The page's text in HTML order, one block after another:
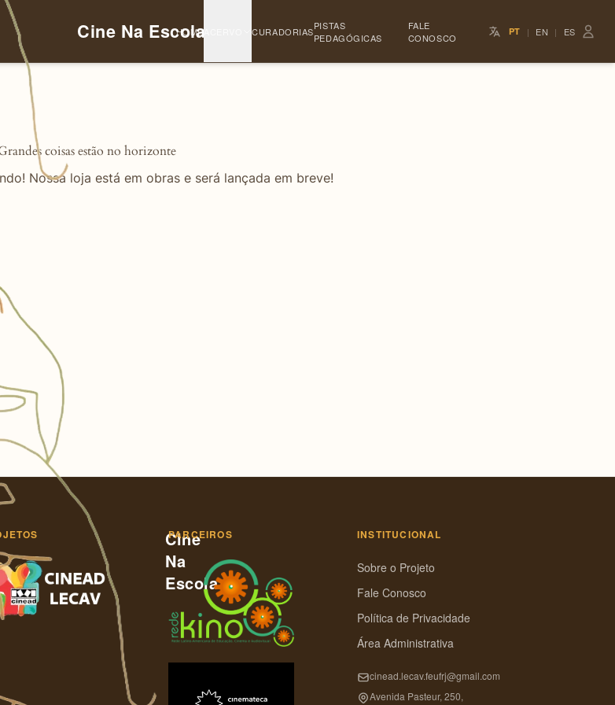
Cine Na Escola
HOME CURADORIASPISTAS
PEDAGÓGICAS
FALE
CONOSCO
PT | EN | ES
coisas estão no horizonte
Nossa loja está em obras e será lançada em breve!
Cine
Na
Escola
PARCEIROS INSTITUCIONAL
Sobre o Projeto
Fale Conosco
Política de Privacidade
Área Administrativa
cinead.lecav.feufrj@gmail.com
Avenida Pasteur, 250,